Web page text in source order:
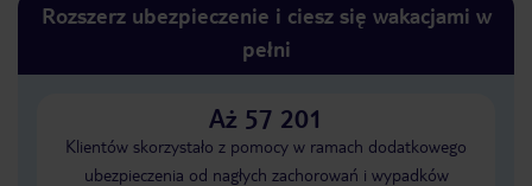
Rozszerz ubezpieczenie i ciesz się wakacjami w
pełni
Aż 57 201
Klientów skorzystało z pomocy w ramach dodatkowego
ubezpieczenia od nagłych zachorowań i wypadków